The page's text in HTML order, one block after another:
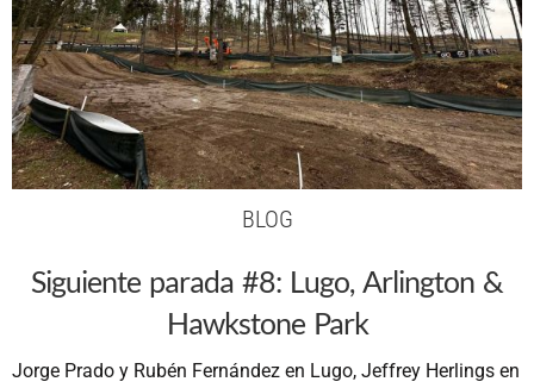
BLOG
Siguiente parada #8: Lugo, Arlington &
Hawkstone Park
Jorge Prado y Rubén Fernández en Lugo, Jeffrey Herlings en